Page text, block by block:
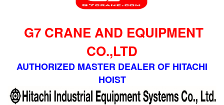
G7 CRANE AND EQUIPMENT
CO.,LTD
AUTHORIZED MASTER DEALER OF HITACHI
HOIST